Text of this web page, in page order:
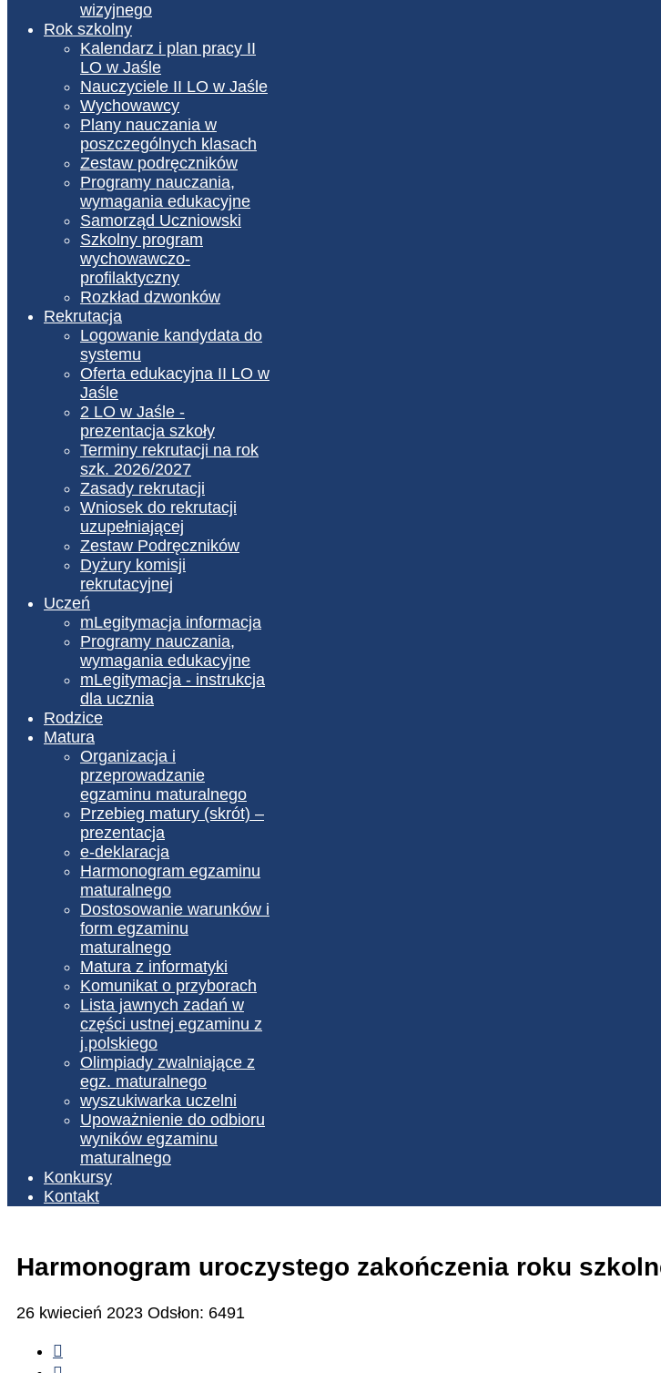
wizyjnego
Rok szkolny
Kalendarz i plan pracy II
LO w Jaśle
Nauczyciele II LO w Jaśle
Wychowawcy
Plany nauczania w
poszczególnych klasach
Zestaw podręczników
Programy nauczania,
wymagania edukacyjne
Samorząd Uczniowski
Szkolny program
wychowawczo-
profilaktyczny
Rozkład dzwonków
Rekrutacja
Logowanie kandydata do
systemu
Oferta edukacyjna II LO w
Jaśle
2 LO w Jaśle -
prezentacja szkoły
Terminy rekrutacji na rok
szk. 2026/2027
Zasady rekrutacji
Wniosek do rekrutacji
uzupełniającej
Zestaw Podręczników
Dyżury komisji
rekrutacyjnej
Uczeń
mLegitymacja informacja
Programy nauczania,
wymagania edukacyjne
mLegitymacja - instrukcja
dla ucznia
Rodzice
Matura
Organizacja i
przeprowadzanie
egzaminu maturalnego
Przebieg matury (skrót) –
prezentacja
e-deklaracja
Harmonogram egzaminu
maturalnego
Dostosowanie warunków i
form egzaminu
maturalnego
Matura z informatyki
Komunikat o przyborach
Lista jawnych zadań w
części ustnej egzaminu z
j.polskiego
Olimpiady zwalniające z
egz. maturalnego
wyszukiwarka uczelni
Upoważnienie do odbioru
wyników egzaminu
maturalnego
Konkursy
Kontakt
Harmonogram uroczystego zakończenia roku
26 kwiecień 2023 Odsłon: 6491